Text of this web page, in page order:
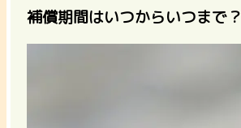
補償期間はいつからいつまで？